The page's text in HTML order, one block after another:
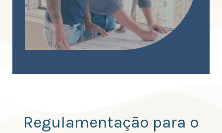
Regulamentação para o